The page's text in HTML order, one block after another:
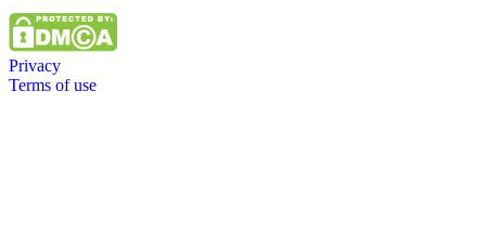
Privacy
Terms of use